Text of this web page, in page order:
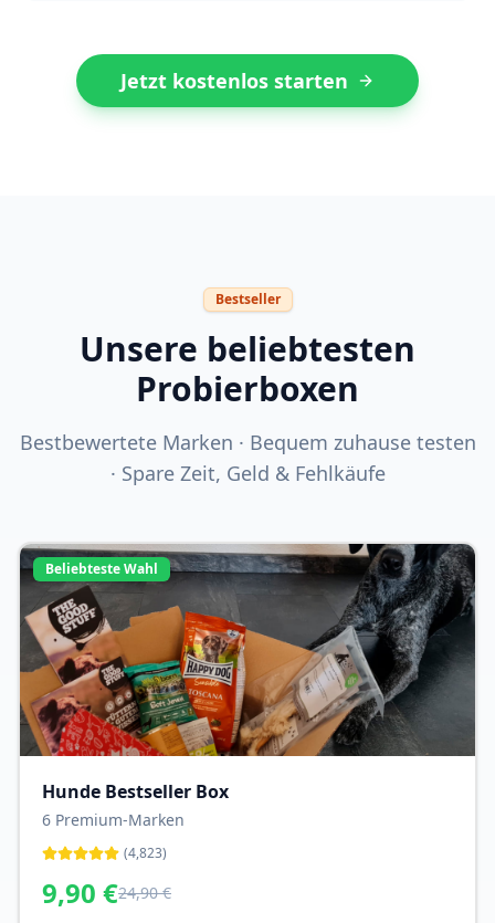
Jetzt kostenlos starten
Bestseller
Unsere beliebtesten
Probierboxen
Bestbewertete Marken · Bequem zuhause testen
· Spare Zeit, Geld & Fehlkäufe
Beliebteste Wahl
Hunde Bestseller Box
6 Premium-Marken
(4,823)
9,90 €24,90€